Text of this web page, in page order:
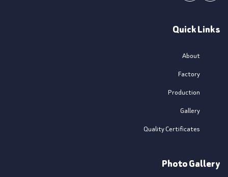
Quick Links
About
Factory
Production
Gallery
Quality Certificates
Photo Gallery